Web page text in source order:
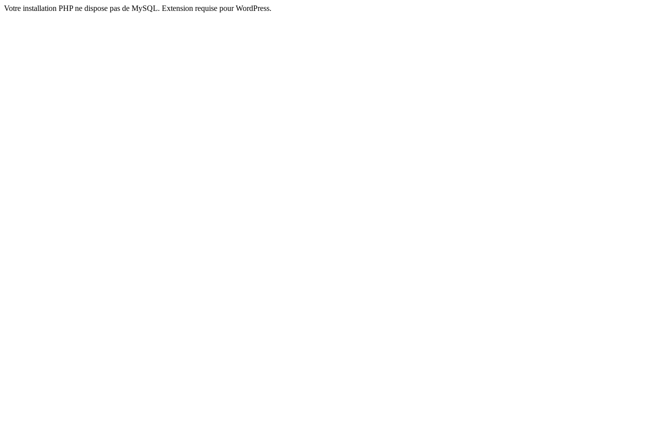
Votre installation PHP ne dispose pas de MySQL. Extension requise pour WordPress.